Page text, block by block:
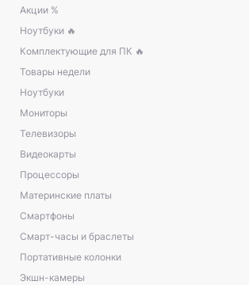
Акции %
Ноутбуки 🔥
Комплектующие для ПК 🔥
Товары недели
Ноутбуки
Мониторы
Телевизоры
Видеокарты
Процессоры
Материнские платы
Смартфоны
Смарт-часы и браслеты
Портативные колонки
Экшн-камеры